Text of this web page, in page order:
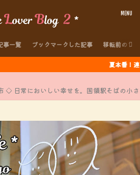
事一覧 ブックマークした記事 移転前のブ
夏本番！連日のように猛
日常においしい幸せを。国領駅そばの小